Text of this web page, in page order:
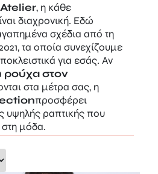
, η κάθε
διαχρονική. Εδώ
σχέδια από τη
τα οποία συνεχίζουμε
για εσάς. Αν
ρούχα στον
στα μέτρα σας, η
προσφέρει
υψηλής ραπτικής που
μόδα.